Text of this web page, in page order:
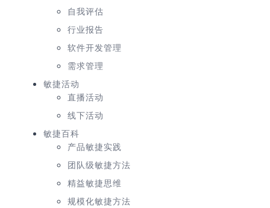
自我评估
行业报告
软件开发管理
需求管理
敏捷活动
直播活动
线下活动
敏捷百科
产品敏捷实践
团队级敏捷方法
精益敏捷思维
规模化敏捷方法